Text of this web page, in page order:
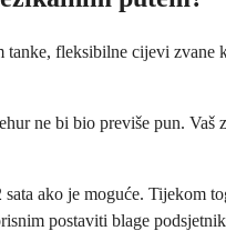
fleksibilne cijevi
ne bi bio previše pun.
ako je moguće. Tijekom
postaviti blage